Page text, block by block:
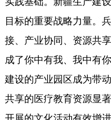
目标的重要战略力量。
接、产业协同、资源共
成了你中有我、我中有
建设的产业园区成为带
共享的医疗教育资源显